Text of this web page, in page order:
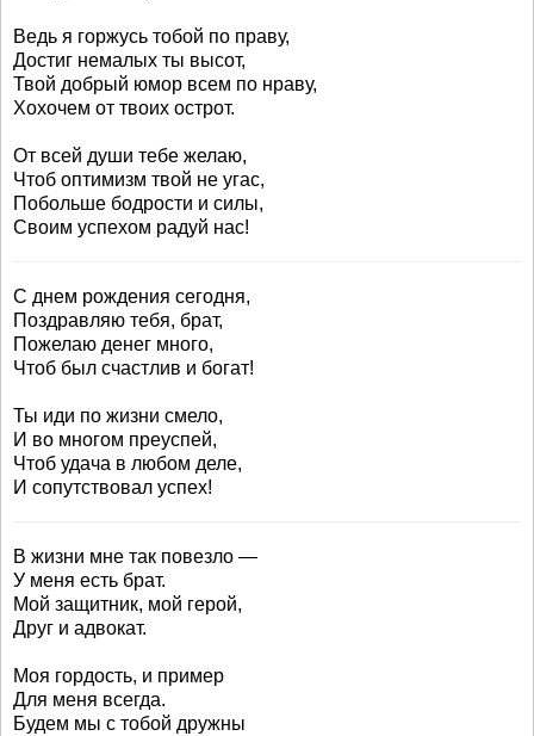
Ведь я горжусь тобой по праву,
Достиг немалых ты высот,
Твой добрый юмор всем по нраву,
Хохочем от твоих острот.
От всей души тебе желаю,
Чтоб оптимизм твой не угас,
Побольше бодрости и силы,
Своим успехом радуй нас!
С днем рождения сегодня,
Поздравляю тебя, брат,
Пожелаю денег много,
Чтоб был счастлив и богат!
Ты иди по жизни смело,
И во многом преуспей,
Чтоб удача в любом деле,
И сопутствовал успех!
В жизни мне так повезло —
У меня есть брат.
Мой защитник, мой герой,
Друг и адвокат.
Моя гордость, и пример
Для меня всегда.
Будем мы с тобой дружны